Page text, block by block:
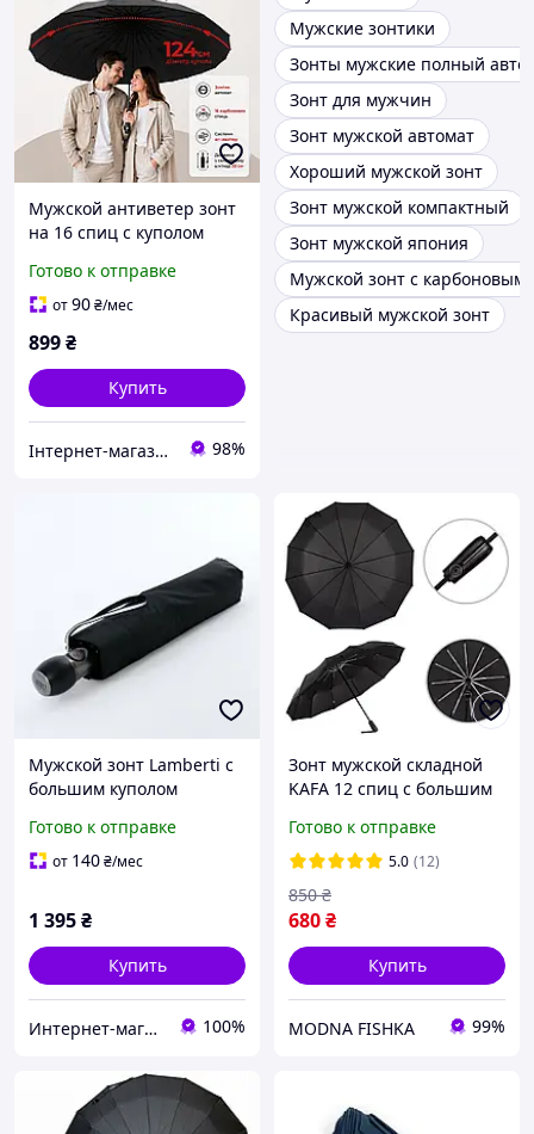
Мужской антиветер зонт
на 16 спиц с куполом
каркасом зонтик
антишторм автомат от
Готово к отправке
от90₴/мес
899₴
Купить
Інтернет-магазин Sport Year 98%
Мужские зонтики
Зонты мужские полный
Зонт для мужчин
Зонт мужской автомат
Хороший мужской зонт
Зонт мужской компактный
Зонт мужской япония
Мужской зонт с
Красивый мужской зонт
Мужской зонт Lamberti с
большим куполом
73750
Готово к отправке
от 140₴/мес
1 395₴
Купить
Интернет-магазин зонтов. Зонты Zest. Зонты Trust. Зонты Doppler. Зонты Pierre Cardin. 100%
Зонт мужской складной
KAFA 12 спиц с большим
система антиветер,
черный (3260)
Готово к отправке
5.0 (12)
680₴
850 ₴
Купить
MODNA FISHKA 99%